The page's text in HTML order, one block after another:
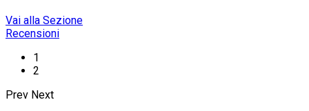
Vai alla Sezione
Recensioni
1
2
Prev Next